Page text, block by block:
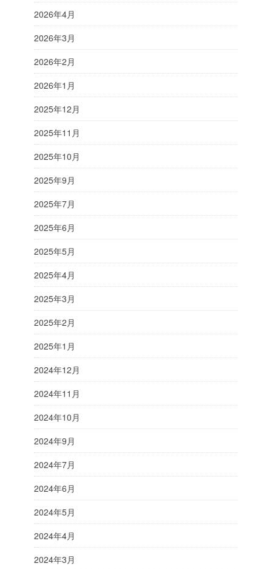
2026年4月
2026年3月
2026年2月
2026年1月
2025年12月
2025年11月
2025年10月
2025年9月
2025年7月
2025年6月
2025年5月
2025年4月
2025年3月
2025年2月
2025年1月
2024年12月
2024年11月
2024年10月
2024年9月
2024年7月
2024年6月
2024年5月
2024年4月
2024年3月